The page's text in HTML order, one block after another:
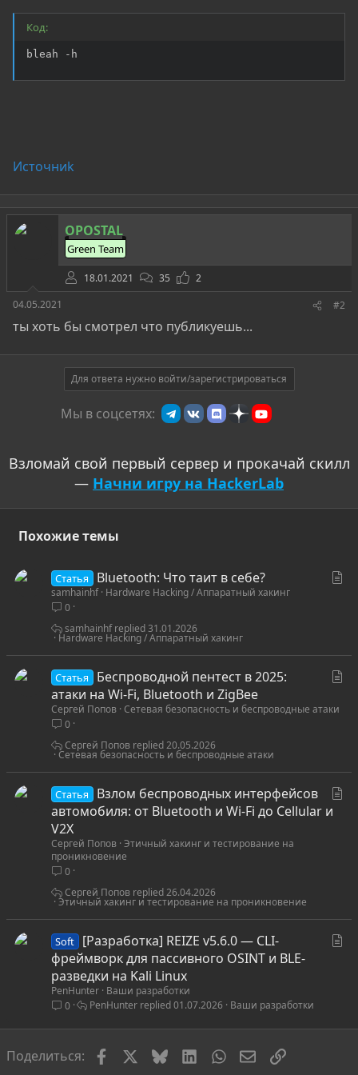
Код:
bleah -h
Источниk
OPOSTAL
Green Team
18.01.2021 35
2
04.05.2021
#2
ты хоть бы смотрел что публикуешь...
Для ответа нужно войти/зарегистрироваться
Мы в соцсетях:
Взломай свой первый сервер и прокачай скилл
— Начни игру на HackerLab
Похожие темы
Статья Bluetooth: Что таит в себе?
samhainhf Hardware Hacking / Аппаратный хакинг
0
Hardware Hacking / Аппаратный хакинг
31.01.2026
samhainhf
Статья
Беспроводной пентест в 2025:
атаки на Wi-Fi, Bluetooth и ZigBee
Сергей Попов Сетевая безопасность и беспроводные атаки
0
Сетевая безопасность и беспроводные атаки
20.05.2026
Сергей Попов
Статья
Взлом беспроводных интерфейсов
автомобиля: от Bluetooth и Wi-Fi до Cellular и
V2X
Сергей Попов Этичный хакинг и тестирование на
проникновение
0
Этичный хакинг и тестирование на проникновение
26.04.2026
Сергей Попов
я
Soft
[Разработка] REIZE v5.6.0 — CLI-
фреймворк для пассивного OSINT и BLE-
разведки на Kali Linux
PenHunter Ваши разработки
0
Ваши разработки
01.07.2026
PenHunter
Поделиться: FacebookBlueskyLinkedInWhatsAppЭлектронная
Ссылка